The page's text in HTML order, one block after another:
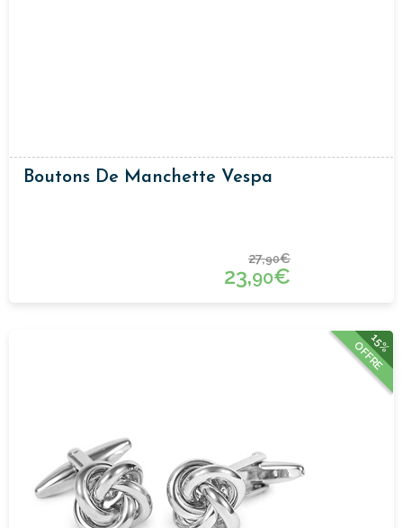
Boutons De Manchette Vespa
27,90€
23,90€
15%
OFFRE